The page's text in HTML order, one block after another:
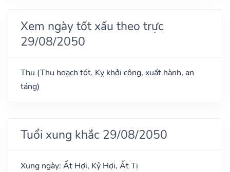
Xem ngày tốt xấu theo trực
29/08/2050
Thu (Thu hoạch tốt. Kỵ khởi công, xuất hành, an
táng)
Tuổi xung khắc 29/08/2050
Xung ngày: Ất Hợi, Kỷ Hợi, Ất Tị